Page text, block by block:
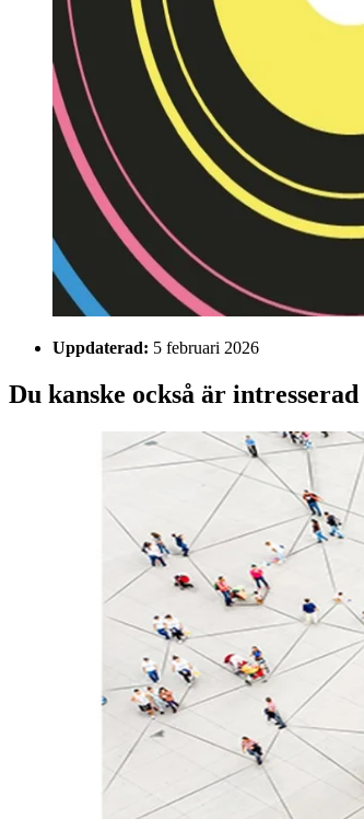
Uppdaterad: 5 februari 2026
Du kanske också är intresserad